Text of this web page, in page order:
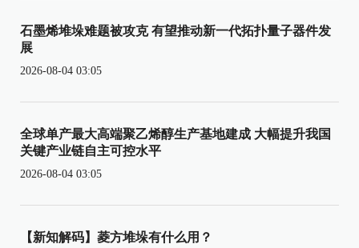
石墨烯堆垛难题被攻克 有望推动新一代拓扑量子器件发
展
2026-08-04 03:05
全球单产最大高端聚乙烯醇生产基地建成 大幅提升我国
关键产业链自主可控水平
2026-08-04 03:05
【新知解码】菱方堆垛有什么用？